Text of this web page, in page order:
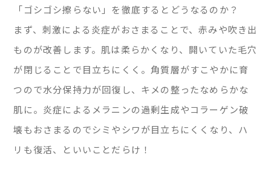
「ゴシゴシ擦らない」を徹底するとどうなるのか？
まず、刺激による炎症がおさまることで、赤みや吹き出
ものが改善します。肌は柔らかくなり、開いていた毛穴
が閉じることで目立ちにくく。角質層がすこやかに育
つので水分保持力が回復し、キメの整ったなめらかな
肌に。炎症によるメラニンの過剰生成やコラーゲン破
壊もおさまるのでシミやシワが目立ちにくくなり、ハ
リも復活、といいことだらけ！